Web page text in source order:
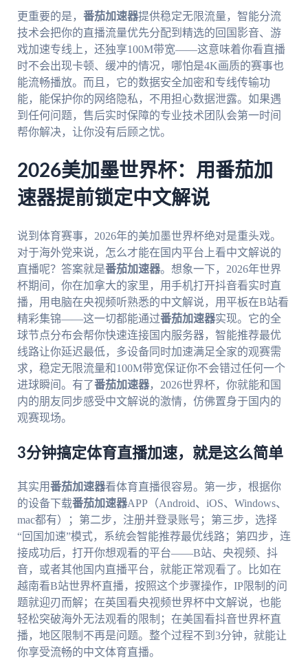
更重要的是， 番茄加速器提供稳定无限流量，智能分流
技术会把你的直播流量优先分配到精选的回国影音、游
戏加速专线上，还独享100M带宽——这意味着你看直播
时不会出现卡顿、缓冲的情况，哪怕是4K画质的赛事也
能流畅播放。而且，它的数据安全加密和专线传输功
能，能保护你的网络隐私，不用担心数据泄露。如果遇
到任何问题，售后实时保障的专业技术团队会第一时间
帮你解决，让你没有后顾之忧。
2026美加墨世界杯：用番茄加
速器提前锁定中文解说
说到体育赛事，2026年的美加墨世界杯绝对是重头戏。
对于海外党来说，怎么才能在国内平台上看中文解说的
直播呢？答案就是番茄加速器。想象一下，2026年世界
杯期间，你在加拿大的家里，用手机打开抖音看实时直
播，用电脑在央视频听熟悉的中文解说，用平板在B站看
精彩集锦——这一切都能通过番茄加速器实现。它的全
球节点分布会帮你快速连接国内服务器，智能推荐最优
线路让你延迟最低，多设备同时加速满足全家的观赛需
求，稳定无限流量和100M带宽保证你不会错过任何一个
进球瞬间。有了番茄加速器，2026世界杯，你就能和国
内的朋友同步感受中文解说的激情，仿佛置身于国内的
观赛现场。
3分钟搞定体育直播加速，就是这么简单
其实用番茄加速器看体育直播很容易。第一步，根据你
的设备下载番茄加速器APP（Android、iOS、Windows、
mac都有）；第二步，注册并登录账号；第三步，选择
“回国加速”模式，系统会智能推荐最优线路；第四步，连
接成功后，打开你想观看的平台——B站、央视频、抖
音，或者其他国内直播平台，就能正常观看了。比如在
越南看B站世界杯直播，按照这个步骤操作，IP限制的问
题就迎刃而解；在英国看央视频世界杯中文解说，也能
轻松突破海外无法观看的限制；在美国看抖音世界杯直
播，地区限制不再是问题。整个过程不到3分钟，就能让
你享受流畅的中文体育直播。